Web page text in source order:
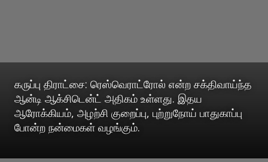
கருப்பு திராட்சை: ரெஸ்வெராட்ரோல் என்ற சக்திவாய்ந்த
ஆன்டி ஆக்சிடென்ட் அதிகம் உள்ளது. இதய
ஆரோக்கியம், அழற்சி குறைப்பு, புற்றுநோய் பாதுகாப்பு
போன்ற நன்மைகள் வழங்கும்.